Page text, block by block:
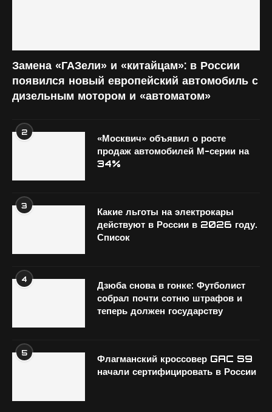
Замена «ГАЗели» и «китайцам»: в России
появился новый европейский автомобиль с
дизельным мотором и «автоматом»
2
«Москвич» объявил о росте
продаж автомобилей М-серии на
34%
3
Какие льготы на электрокары
действуют в России в 2026 году.
Список
4
Дзюба снова в гонке: Футболист
собрал почти сотню штрафов и
теперь должен государству
5
Флагманский кроссовер GAC S9
начали сертифицировать в России